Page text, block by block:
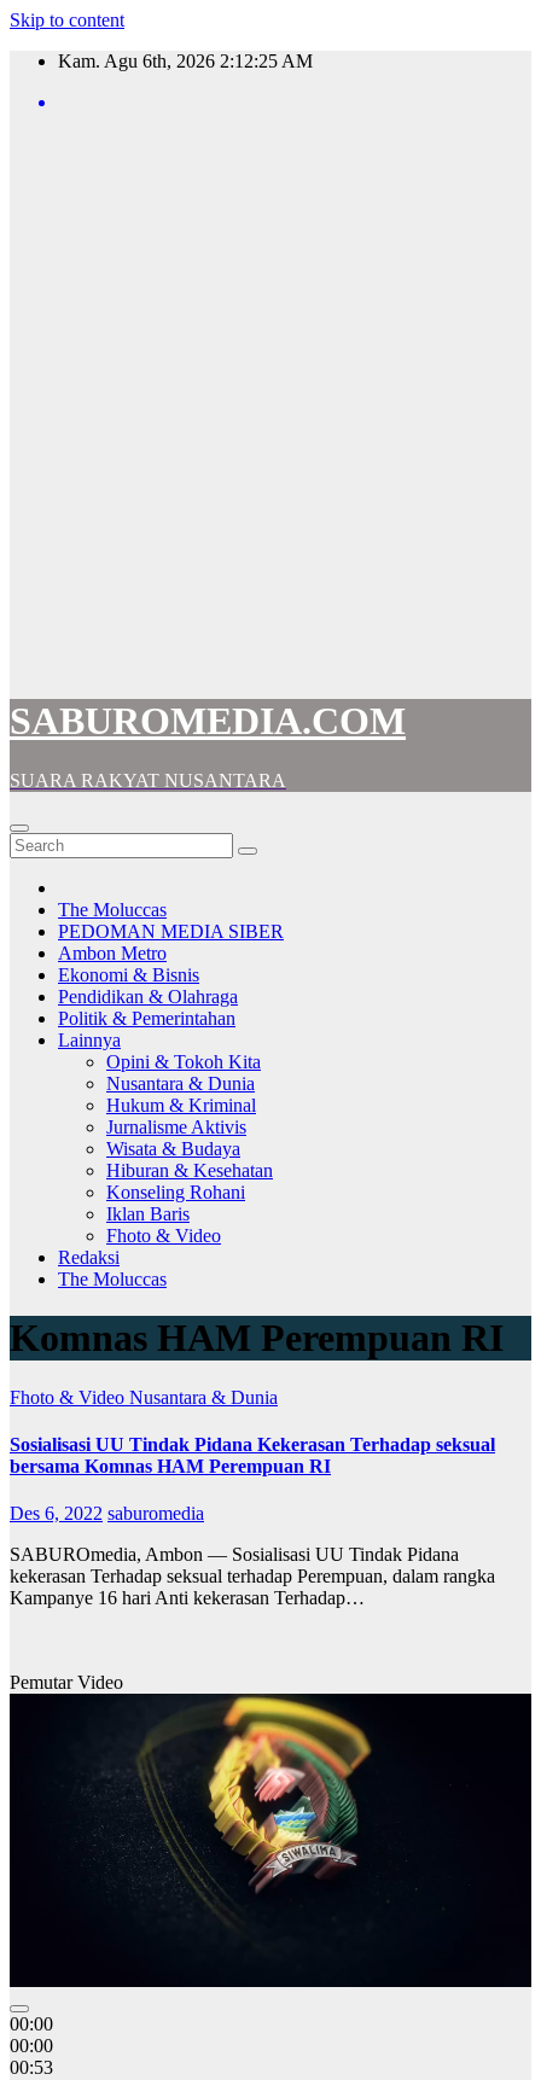
Skip to content
Kam. Agu 6th, 2026 2:12:26 AM
SABUROMEDIA.COM
SUARA RAKYAT NUSANTARA
The Moluccas
PEDOMAN MEDIA SIBER
Ambon Metro
Ekonomi & Bisnis
Pendidikan & Olahraga
Politik & Pemerintahan
Lainnya
Opini & Tokoh Kita
Nusantara & Dunia
Hukum & Kriminal
Jurnalisme Aktivis
Wisata & Budaya
Hiburan & Kesehatan
Konseling Rohani
Iklan Baris
Fhoto & Video
Redaksi
The Moluccas
Komnas HAM Perempuan RI
Fhoto & Video Nusantara & Dunia
Sosialisasi UU Tindak Pidana Kekerasan Terhadap seksual
bersama Komnas HAM Perempuan RI
Des 6, 2022 saburomedia
SABUROmedia, Ambon — Sosialisasi UU Tindak Pidana
kekerasan Terhadap seksual terhadap Perempuan, dalam rangka
Kampanye 16 hari Anti kekerasan Terhadap…
Pemutar Video
00:00
00:00
00:53